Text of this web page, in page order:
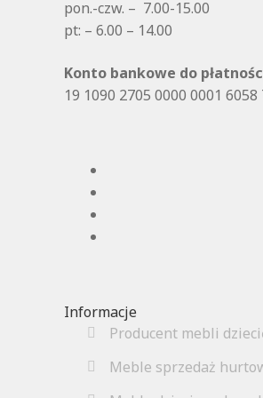
pon.-czw. – 7.00-15.00
pt: – 6.00 – 14.00
Konto bankowe do
19 1090 2705 0000 0001 6058
Informacje
Producent mebli
Meble sprzedaż